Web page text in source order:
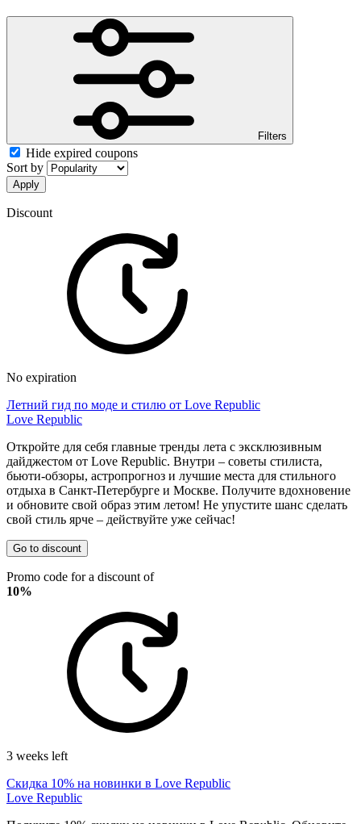
Filters
Hide expired coupons
Sort by
Apply
Discount
No expiration
Летний гид по моде и стилю от Love Republic
Love Republic
Откройте для себя главные тренды лета с эксклюзивным
дайджестом от Love Republic. Внутри – советы стилиста,
бьюти-обзоры, астропрогноз и лучшие места для стильного
отдыха в Санкт-Петербурге и Москве. Получите вдохновение
и обновите свой образ этим летом! Не упустите шанс сделать
свой стиль ярче – действуйте уже сейчас!
Go to discount
Promo code for a discount of
10%
3 weeks left
Скидка 10% на новинки в Love Republic
Love Republic